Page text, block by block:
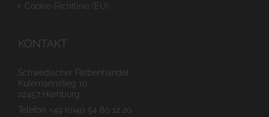
Cookie-Richtlinie (EU)
KONTAKT
Schwedischer Farbenhandel
Kulemannstieg 10
22457 Hamburg
Telefon: +49 (0)40 54 80 12 20